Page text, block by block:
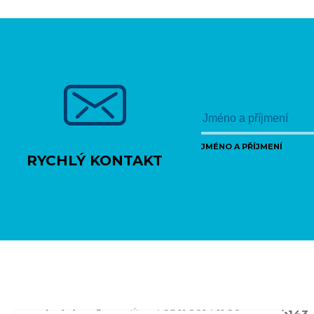
RYCHLÝ KONTAKT
JMÉNO A PŘÍJMENÍ